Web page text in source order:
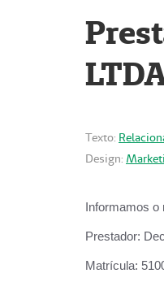
Texto:
Design:
Informamos
Prestador:
Matrícula: